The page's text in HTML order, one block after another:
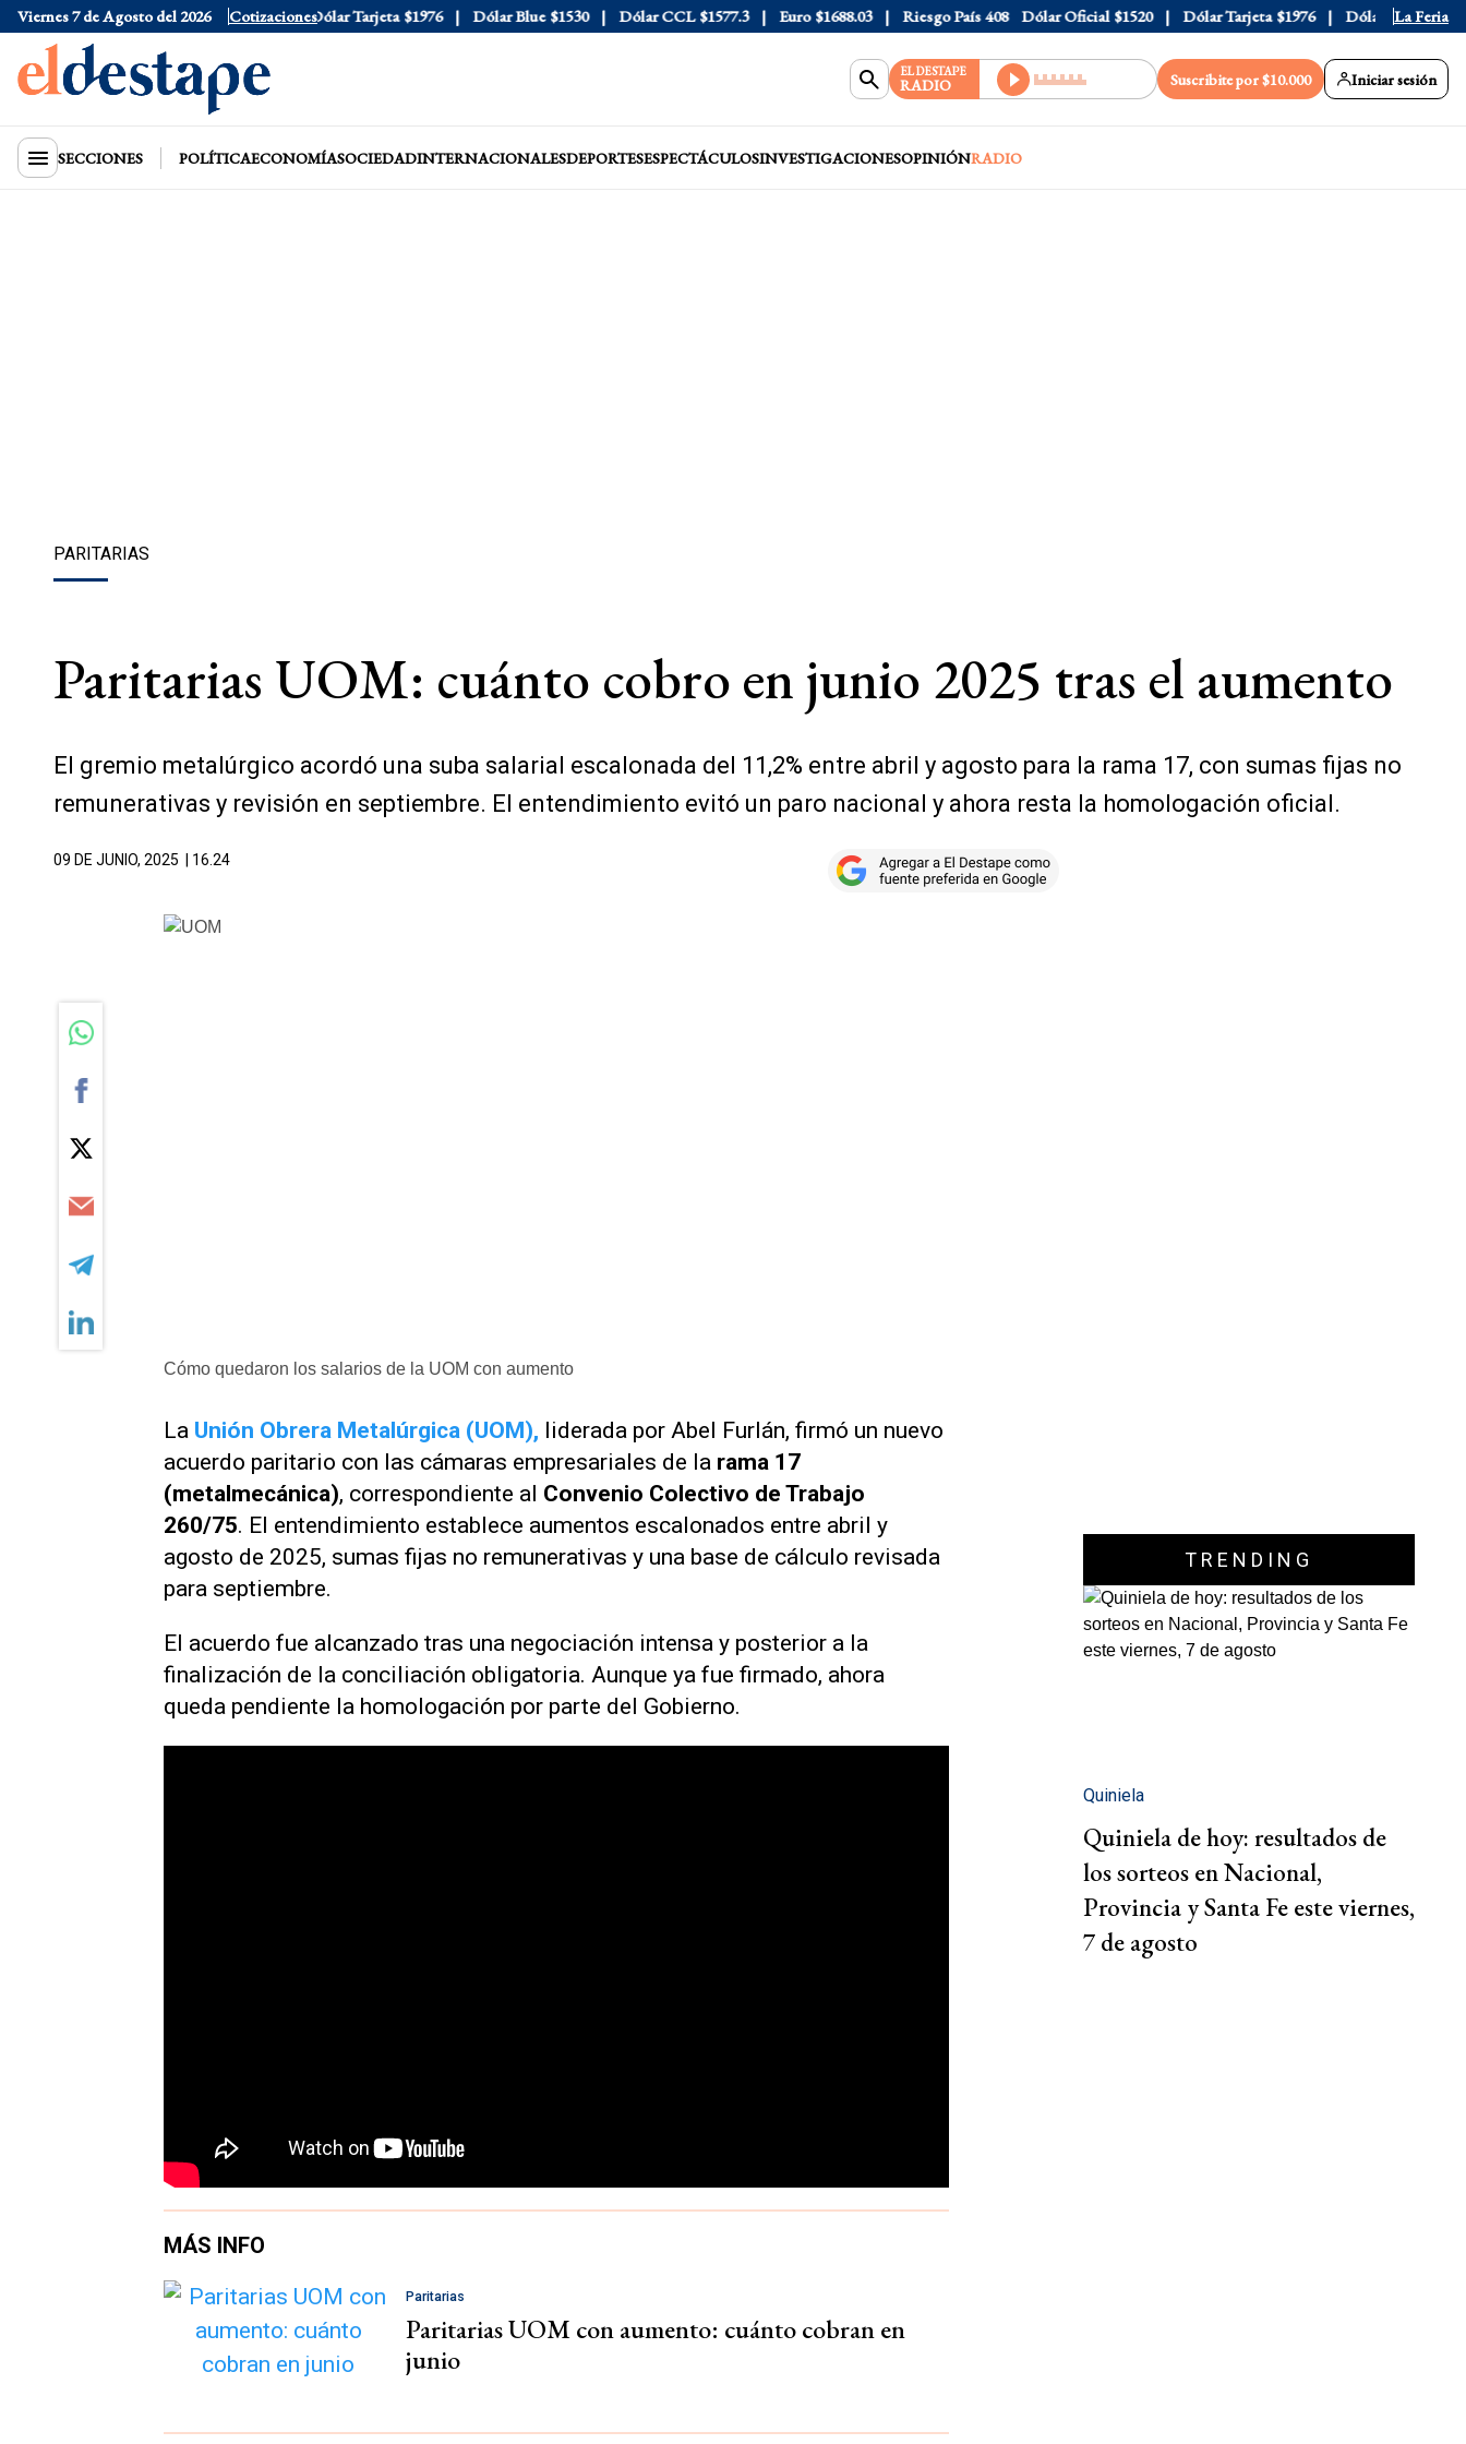
Viernes 7 de Agosto del 2026 Cotizaciones
Dólar Oficial $1520 Dólar Tarjeta $1976 Dólar Blue $1530 Dólar CCL $1577.3 Euro $1688.03 Riesgo País 408 Dólar Oficial $1520 Dólar Tarjeta $1976 Dólar Blue $1530
La Feria
EL DESTAPE
RADIO Suscribite por $10.000 Iniciar sesión
SECCIONES POLÍTICAECONOMÍASOCIEDADINTERNACIONALESDEPORTESESPECTÁCULOSINVESTIGACIONESOPINIÓNRADIO
PARITARIAS
Paritarias UOM: cuánto cobro en junio 2025 tras el aumento
El gremio metalúrgico acordó una suba salarial escalonada del 11,2% entre abril y agosto para la rama 17, con sumas fijas no
remunerativas y revisión en septiembre. El entendimiento evitó un paro nacional y ahora resta la homologación oficial.
09 DE JUNIO, 2025 | 16.24
Cómo quedaron los salarios de la UOM con aumento
La Unión Obrera Metalúrgica (UOM), liderada por Abel Furlán, firmó un nuevo
acuerdo paritario con las cámaras empresariales de la rama 17
(metalmecánica), correspondiente al Convenio Colectivo de Trabajo
260/75. El entendimiento establece aumentos escalonados entre abril y
agosto de 2025, sumas fijas no remunerativas y una base de cálculo revisada
para septiembre.
El acuerdo fue alcanzado tras una negociación intensa y posterior a la
finalización de la conciliación obligatoria. Aunque ya fue firmado, ahora
queda pendiente la homologación por parte del Gobierno.
MÁS INFO
Paritarias
Paritarias UOM con aumento: cuánto cobran en
junio
TRENDING
Quiniela
Quiniela de hoy: resultados de
los sorteos en Nacional,
Provincia y Santa Fe este viernes,
7 de agosto